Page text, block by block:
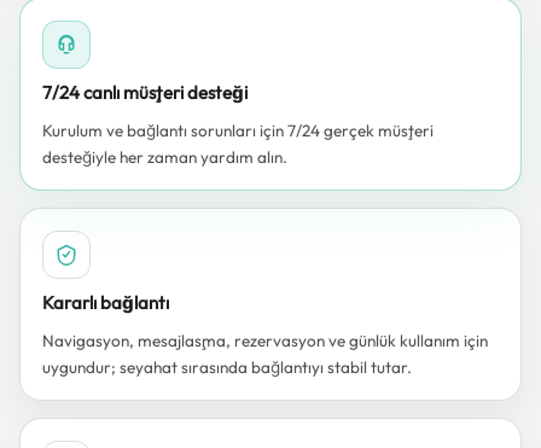
7/24 canlı müşteri desteği
Kurulum ve bağlantı sorunları için 7/24 gerçek müşteri
desteğiyle her zaman yardım alın.
Kararlı bağlantı
Navigasyon, mesajlaşma, rezervasyon ve günlük kullanım için
uygundur; seyahat sırasında bağlantıyı stabil tutar.